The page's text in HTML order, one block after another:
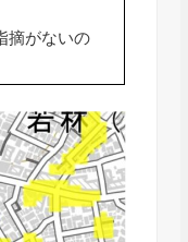
摘がないの